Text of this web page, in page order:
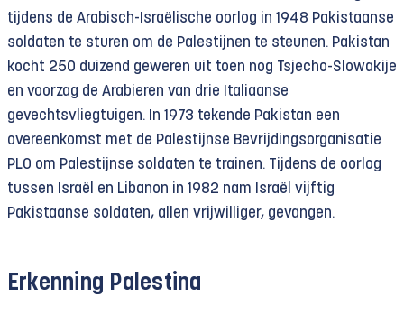
tijdens de Arabisch-Israëlische oorlog in 1948 Pakistaanse
soldaten te sturen om de Palestijnen te steunen. Pakistan
kocht 250 duizend geweren uit toen nog Tsjecho-Slowakije
en voorzag de Arabieren van drie Italiaanse
gevechtsvliegtuigen. In 1973 tekende Pakistan een
overeenkomst met de Palestijnse Bevrijdingsorganisatie
PLO om Palestijnse soldaten te trainen. Tijdens de oorlog
tussen Israël en Libanon in 1982 nam Israël vijftig
Pakistaanse soldaten, allen vrijwilliger, gevangen.
Erkenning Palestina